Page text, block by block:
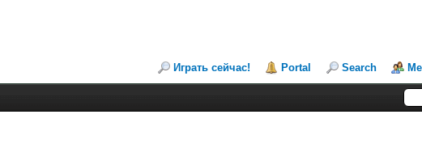
Играть сейчас! Portal Search